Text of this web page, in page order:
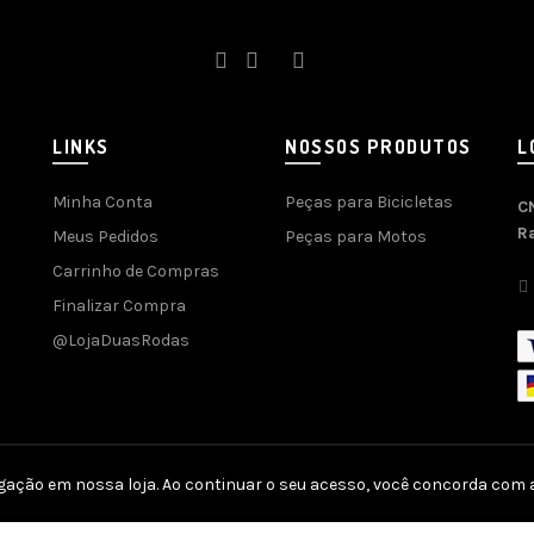
LINKS
Minha Conta
Meus Pedidos
Carrinho de Compras
Finalizar Compra
@LojaDuasRodas
NOSSOS PRODUTOS
Peças para Bicicletas
Peças para Motos
em nossa loja. Ao continuar o seu acesso, você concorda